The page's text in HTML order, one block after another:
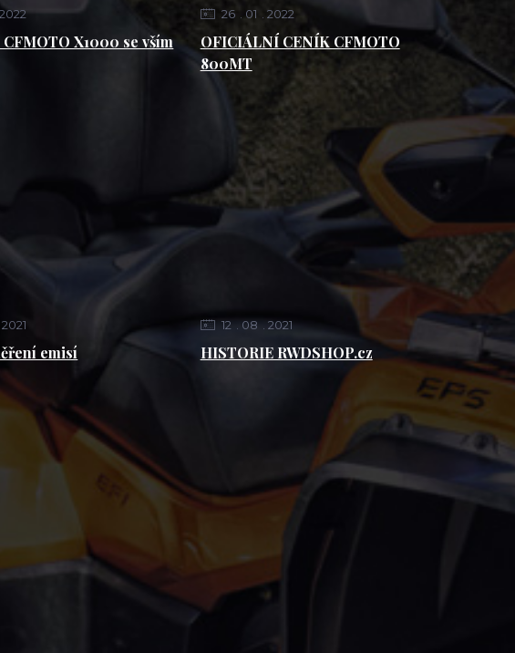
X1000 se vším
2022
OFICIÁLNÍ CENÍK CFMOTO
800MT
26 01 2022
emisí
2021
HISTORIE RWDSHOP.cz
12 08 2021